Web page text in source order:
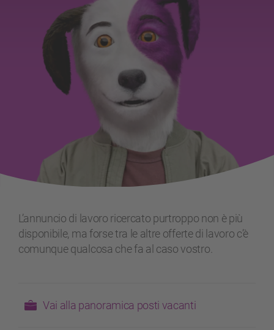
L’annuncio di lavoro ricercato purtroppo non è più
disponibile, ma forse tra le altre offerte di lavoro c’è
comunque qualcosa che fa al caso vostro.
Vai alla panoramica posti vacanti